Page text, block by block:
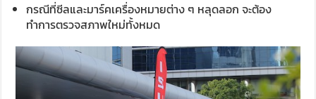
กรณีที่ซีลและมาร์คเครื่องหมายต่าง ๆ หลุดลอก จะต้อง
ทำการตรวจสภาพใหม่ทั้งหมด